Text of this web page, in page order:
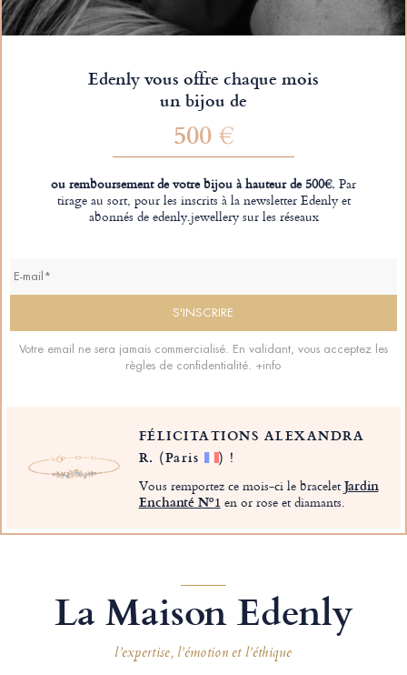
Edenly vous offre chaque mois
un bijou de
500 €
ou remboursement de votre bijou à hauteur de 500€.Par
tirage au sort, pour les inscrits à la newsletter Edenly et
abonnés de edenly.jewellery sur les réseaux
Votre email ne sera jamais commercialisé. En validant, vous acceptez les
règles de confidentialité. +info
FÉLICITATIONS ALEXANDRA
R. (Paris ) !
Vous remportez ce mois-ci le braceletJardin
Enchanté Nº1 en or rose et diamants.
La Maison Edenly
l’expertise, l’émotion et l’éthique